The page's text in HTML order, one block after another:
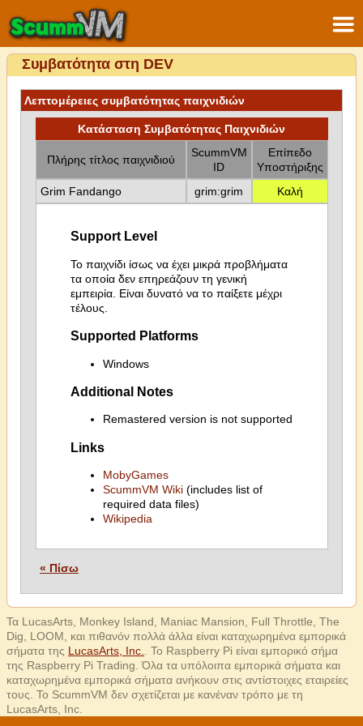
Συμβατότητα στη DEV
Λεπτομέρειες συμβατότητας παιχνιδιών
Κατάσταση Συμβατότητας Παιχνιδιών
Πλήρης τίτλος παιχνιδιού
ScummVM
ID
Επίπεδο
Υποστήριξης
Grim Fandango
grim:grim Καλή
Support Level
Το παιχνίδι ίσως να έχει μικρά προβλήματα
τα οποία δεν επηρεάζουν τη γενική
εμπειρία. Είναι δυνατό να το παίξετε μέχρι
τέλους.
Supported Platforms
Windows
Additional Notes
Remastered version is not supported
Links
MobyGames
ScummVM Wiki(includes list of
required data files)
Wikipedia
« Πίσω
Τα LucasArts, Monkey Island, Maniac Mansion, Full Throttle, The
Dig, LOOM, και πιθανόν πολλά άλλα είναι καταχωρημένα εμπορικά
σήματα της LucasArts, Inc.
. Το Raspberry Pi είναι εμπορικό σήμα
της Raspberry Pi Trading. Όλα τα υπόλοιπα εμπορικά σήματα και
καταχωρημένα εμπορικά σήματα ανήκουν στις αντίστοιχες εταιρείες
τους. Το ScummVM δεν σχετίζεται με κανέναν τρόπο με τη
LucasArts, Inc.